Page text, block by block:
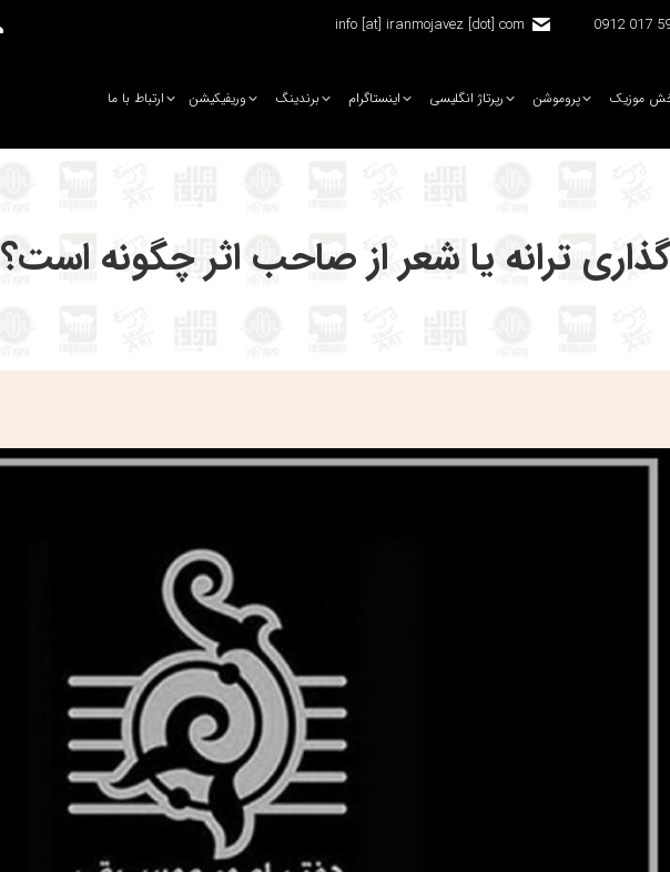
info [at] iranmojavez [dot] com
موزیک پروموشن رپرتاژ انگلیسی اینستاگرام برندینگ وریفیکیشن ارتباط با ما
ترانه یا شعر از صاحب اثر چگونه است؟